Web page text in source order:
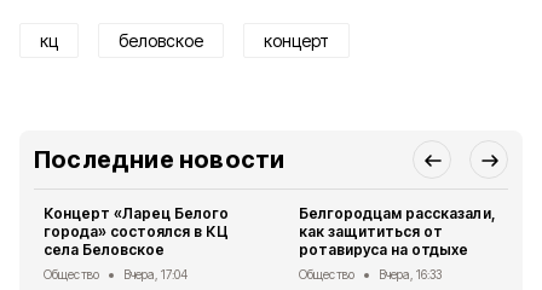
кц беловское концерт
Последние новости
Концерт «Ларец Белого
города» состоялся в КЦ
села Беловское
Общество Вчера, 17:04
Белгородцам рассказали,
как защититься от
ротавируса на отдыхе
Общество Вчера, 16:33